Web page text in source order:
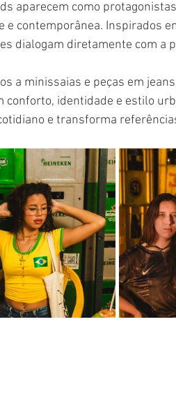
aparecem como
e contemporânea. Inspirados
dialogam diretamente com a
a minissaias e peças em
conforto, identidade e estilo
e transforma